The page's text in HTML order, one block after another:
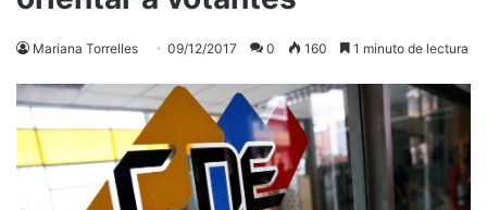
Mariana Torrelles 09/12/2017 0 160 1 minuto de lectura